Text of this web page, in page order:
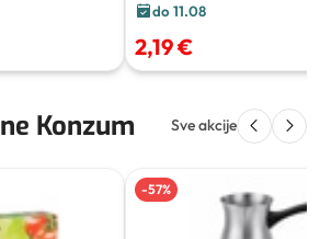
do 11.08
2,19 €
Konzum Sve akcije
-57%